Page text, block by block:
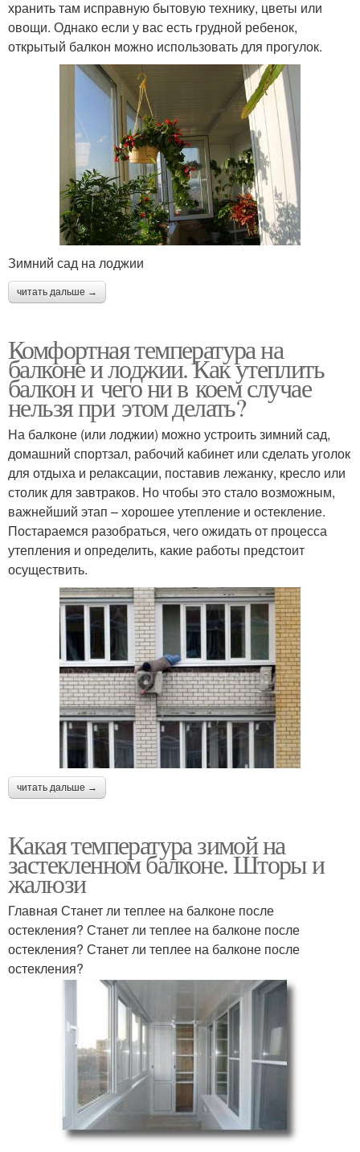
хранить там исправную бытовую технику, цветы или
овощи. Однако если у вас есть грудной ребенок,
открытый балкон можно использовать для прогулок.
Зимний сад на лоджии
читать дальше →
Комфортная температура на
балконе и лоджии. Как утеплить
балкон и чего ни в коем случае
нельзя при этом делать?
На балконе (или лоджии) можно устроить зимний сад,
домашний спортзал, рабочий кабинет или сделать уголок
для отдыха и релаксации, поставив лежанку, кресло или
столик для завтраков. Но чтобы это стало возможным,
важнейший этап – хорошее утепление и остекление.
Постараемся разобраться, чего ожидать от процесса
утепления и определить, какие работы предстоит
осуществить.
читать дальше →
Какая температура зимой на
застекленном балконе. Шторы и
жалюзи
Главная Станет ли теплее на балконе после
остекления? Станет ли теплее на балконе после
остекления? Станет ли теплее на балконе после
остекления?